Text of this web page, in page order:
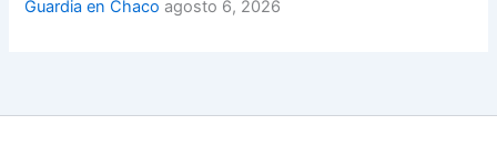
Guardia en Chaco agosto 6, 2026